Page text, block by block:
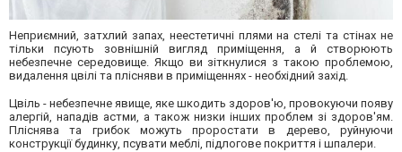
Неприємний, затхлий запах, неестетичні плями на стелі та стінах не
тільки псують зовнішній вигляд приміщення, а й створюють
небезпечне середовище. Якщо ви зіткнулися з такою проблемою,
видалення цвілі та плісняви в приміщеннях - необхідний захід.
Цвіль - небезпечне явище, яке шкодить здоров'ю, провокуючи появу
алергій, нападів астми, а також низки інших проблем зі здоров'ям.
Пліснява та грибок можуть проростати в дерево, руйнуючи
конструкції будинку, псувати меблі, підлогове покриття і шпалери.